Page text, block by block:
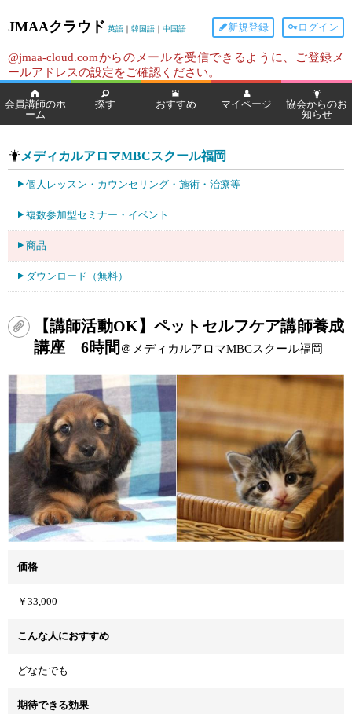
JMAAクラウド 英語 ｜ 韓国語 ｜ 中国語 ログイン
新規登録
@jmaa-cloud.comからのメールを受信できるように、ご登録メ
ールアドレスの設定をご確認ください。
会員講師のホ
ーム
探す おすすめ マイページ
協会からのお
知らせ
メディカルアロマMBCスクール福岡
個人レッスン・カウンセリング・施術・治療等
複数参加型セミナー・イベント
商品
ダウンロード（無料）
【講師活動OK】ペットセルフケア講師養成
講座 6時間 ＠メディカルアロマMBCスクール福岡
価格
￥33,000
こんな人におすすめ
どなたでも
期待できる効果